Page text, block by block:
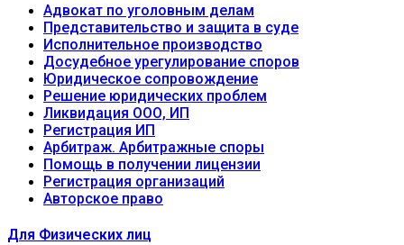
Адвокат по уголовным делам
Представительство и защита в суде
Исполнительное производство
Досудебное урегулирование споров
Юридическое сопровождение
Решение юридических проблем
Ликвидация ООО, ИП
Регистрация ИП
Арбитраж. Арбитражные споры
Помощь в получении лицензии
Регистрация организаций
Авторское право
Для Физических лиц